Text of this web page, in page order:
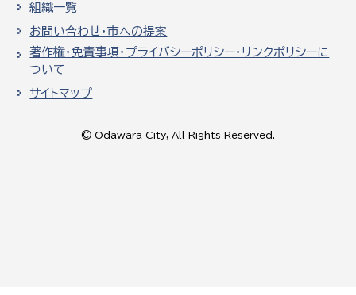
組織一覧
お問い合わせ・市への提案
著作権・免責事項・プライバシーポリシー・リンクポリシーに
ついて
サイトマップ
© Odawara City, All Rights Reserved.